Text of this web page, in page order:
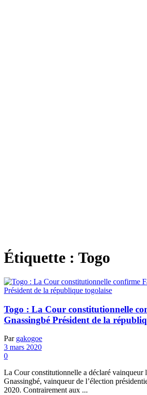
Étiquette : Togo
Togo : La Cour constitutionnelle
Gnassingbé Président de la
Par gakogoe
3 mars 2020
0
La Cour constitutionnelle a déclaré vainqueur
Gnassingbé, vainqueur de l’élection
2020. Contrairement aux ...